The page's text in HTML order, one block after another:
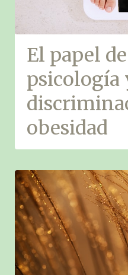
El papel
psicología
obesidad